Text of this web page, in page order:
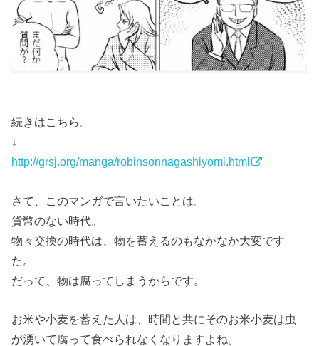
続きはこちら。
↓
http://grsj.org/manga/robinsonnagashiyomi.html
さて、このマンガで言いたいことは。
貨幣のない時代。
物々交換の時代は、物を蓄えるのもなかなか大変です
た。
だって、物は腐ってしまうからです。
お米や小麦を蓄えた人は、時間と共にそのお米小麦は虫
が湧いて腐って食べられなくなりますよね。